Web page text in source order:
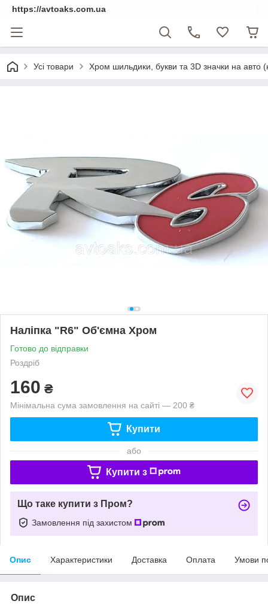
https://avtoaks.com.ua
Усі товари Хром шильдики, букви та 3D значки на авто
Наліпка "R6" Об'ємна Хром
Готово до відправки
Роздріб
160 ₴
Мінімальна сума замовлення на сайті — 200 ₴
Купити
або
Купити з
Що таке купити з Пром?
Замовлення під захистом
Опис Характеристики Доставка Оплата Умови
Опис